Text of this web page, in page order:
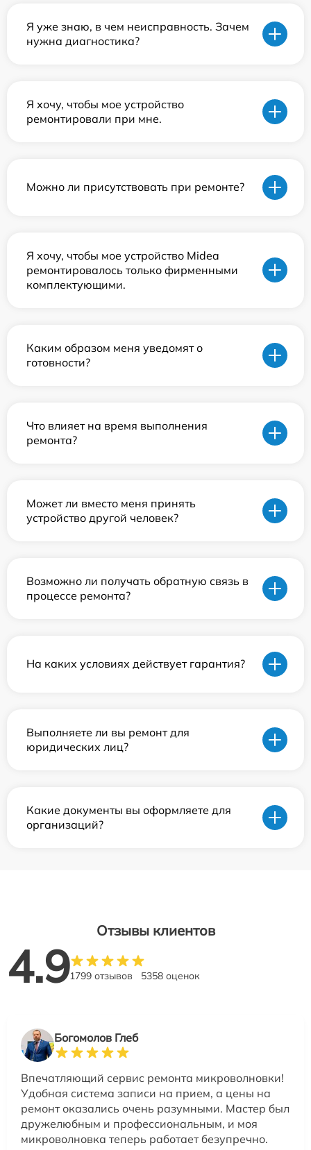
Я уже знаю, в чем неисправность. Зачем
нужна диагностика?
Я хочу, чтобы мое устройство
ремонтировали при мне.
Можно ли присутствовать при ремонте?
Я хочу, чтобы мое устройство Midea
ремонтировалось только фирменными
комплектующими.
Каким образом меня уведомят о
готовности?
Что влияет на время выполнения
ремонта?
Может ли вместо меня принять
устройство другой человек?
Возможно ли получать обратную связь в
процессе ремонта?
На каких условиях действует гарантия?
Выполняете ли вы ремонт для
юридических лиц?
Какие документы вы оформляете для
организаций?
Отзывы клиентов
4.91799 отзывов 5358 оценок
Богомолов Глеб
Впечатляющий сервис ремонта микроволновки!
Удобная система записи на прием, а цены на
ремонт оказались очень разумными. Мастер был
дружелюбным и профессиональным, и моя
микроволновка теперь работает безупречно.